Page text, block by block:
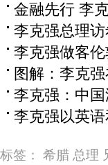
金融先行 李
李克强总理
李克强做客
图解：李克
李克强：中
李克强以英语
标签： 希腊 总理